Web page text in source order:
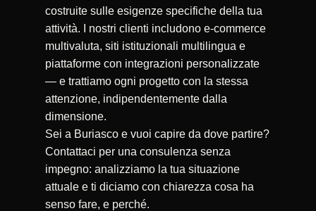
costruite sulle esigenze specifiche della tua
attività. I nostri clienti includono e-commerce
multivaluta, siti istituzionali multilingua e
piattaforme con integrazioni personalizzate
— e trattiamo ogni progetto con la stessa
attenzione, indipendentemente dalla
dimensione.
Sei a Buriasco e vuoi capire da dove partire?
Contattaci per una consulenza senza
impegno: analizziamo la tua situazione
attuale e ti diciamo con chiarezza cosa ha
senso fare, e perché.